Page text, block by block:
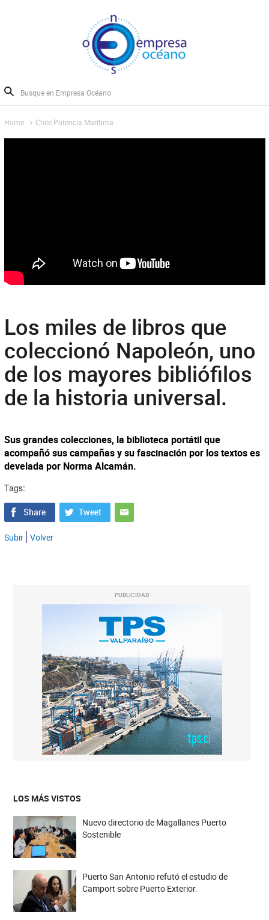
Home Chile Potencia Marítima
Los miles de libros que
coleccionó Napoleón, uno
de los mayores bibliófilos
de la historia universal.
Sus grandes colecciones, la biblioteca portátil que
acompañó sus campañas y su fascinación por los textos es
develada por Norma Alcamán.
Tags:
Subir Volver
PUBLICIDAD
LOS MÁS VISTOS
Nuevo directorio de Magallanes Puerto
Sostenible
Puerto San Antonio refutó el estudio de
Camport sobre Puerto Exterior.